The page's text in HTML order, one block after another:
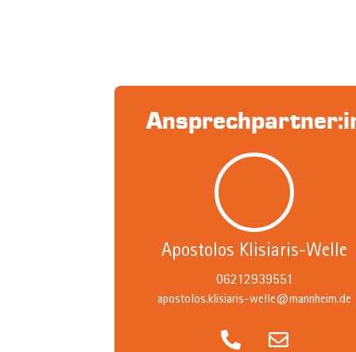
Apostolos Klisiaris-Welle
06212939551
apostolos.klisiaris-welle@mannheim.de